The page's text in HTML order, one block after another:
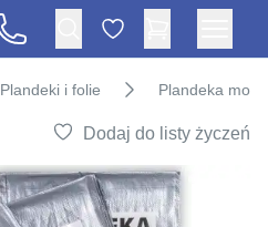
Plandeki i folie Plandeka
Dodaj do listy życzeń